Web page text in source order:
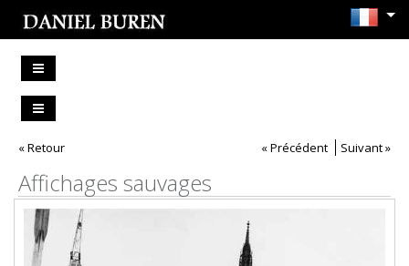
« Retour « Précédent Suivant »
Affichages sauvages